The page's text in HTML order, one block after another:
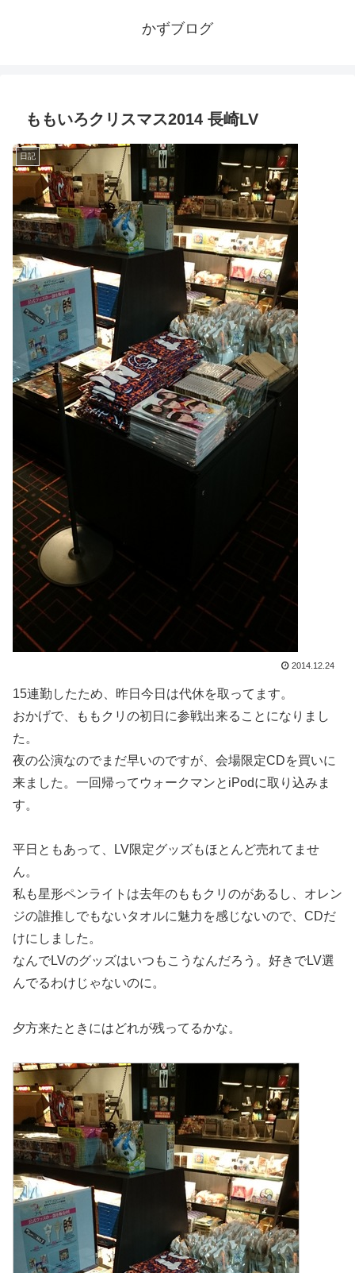
かずブログ
ももいろクリスマス2014 長崎LV
日記
2014.12.24
15連勤したため、昨日今日は代休を取ってます。
おかげで、ももクリの初日に参戦出来ることになりまし
た。
夜の公演なのでまだ早いのですが、会場限定CDを買いに
来ました。一回帰ってウォークマンとiPodに取り込みま
す。
平日ともあって、LV限定グッズもほとんど売れてませ
ん。
私も星形ペンライトは去年のももクリのがあるし、オレン
ジの誰推しでもないタオルに魅力を感じないので、CDだ
けにしました。
なんでLVのグッズはいつもこうなんだろう。好きでLV選
んでるわけじゃないのに。
夕方来たときにはどれが残ってるかな。